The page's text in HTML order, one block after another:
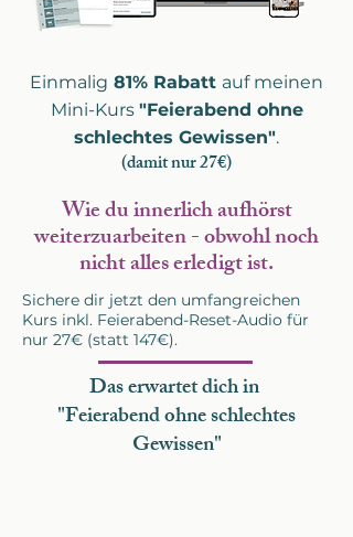
Einmalig 81% Rabatt auf meinen
Mini-Kurs "Feierabend ohne
schlechtes Gewissen".
(damit nur 27€)
Wie du innerlich aufhörst
weiterzuarbeiten - obwohl noch
nicht alles erledigt ist.
Sichere dir jetzt den umfangreichen
Kurs inkl. Feierabend-Reset-Audio für
nur 27€ (statt 147€).
Das erwartet dich in
"Feierabend ohne schlechtes
Gewissen"